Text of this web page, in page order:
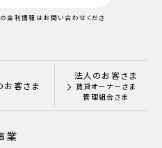
金利情報はお問い合わせくださ
お客さま
法人のお客さま
賃貸オーナーさま
管理組合さま
業